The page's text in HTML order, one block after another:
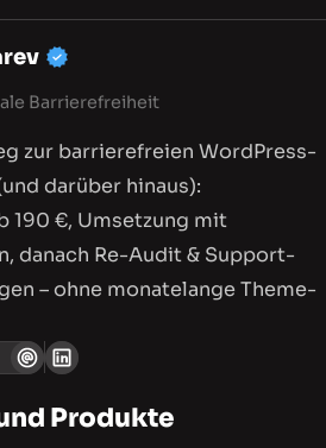
Barrierefreiheit
zur barriere­freien WordPress-
darüber hinaus):
190 €, Umsetzung mit
danach Re-Audit & Support-
– ohne monatelange Theme-
Produkte